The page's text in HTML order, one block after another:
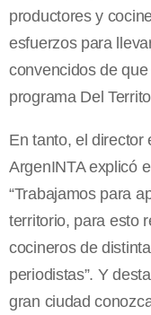
productores y
esfuerzos para
convencidos de
programa Del
En tanto, el director
ArgenINTA explicó
“Trabajamos para
territorio, para esto
cocineros de
periodistas”. Y
gran ciudad